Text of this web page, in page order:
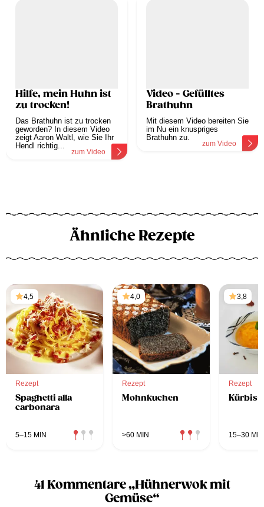
Hilfe, mein Huhn ist
zu trocken!
Das Brathuhn ist zu trocken
geworden? In diesem Video
zeigt Aaron Waltl, wie Sie Ihr
Hendl richtig...
zum Video
Video - Gefülltes
Brathuhn
Mit diesem Video bereiten Sie
im Nu ein knuspriges
Brathuhn zu.
zum Video
Ähnliche Rezepte
4,5
Rezept
Spaghetti alla
carbonara
5–15 MIN
4,0
Rezept
Mohnkuchen
>60 MIN
3,8
Rezept
Kürbis-
15–30 MIN
41 Kommentare „Hühnerwok mit
Gemüse“